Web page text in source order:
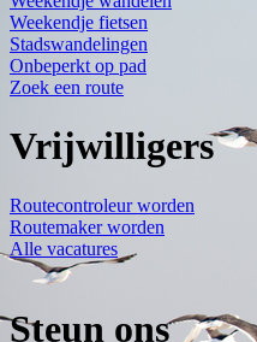
Weekendje fietsen
Stadswandelingen
Onbeperkt op pad
Zoek een route
Vrijwilligers
Routecontroleur worden
Routemaker worden
Alle vacatures
Steun ons